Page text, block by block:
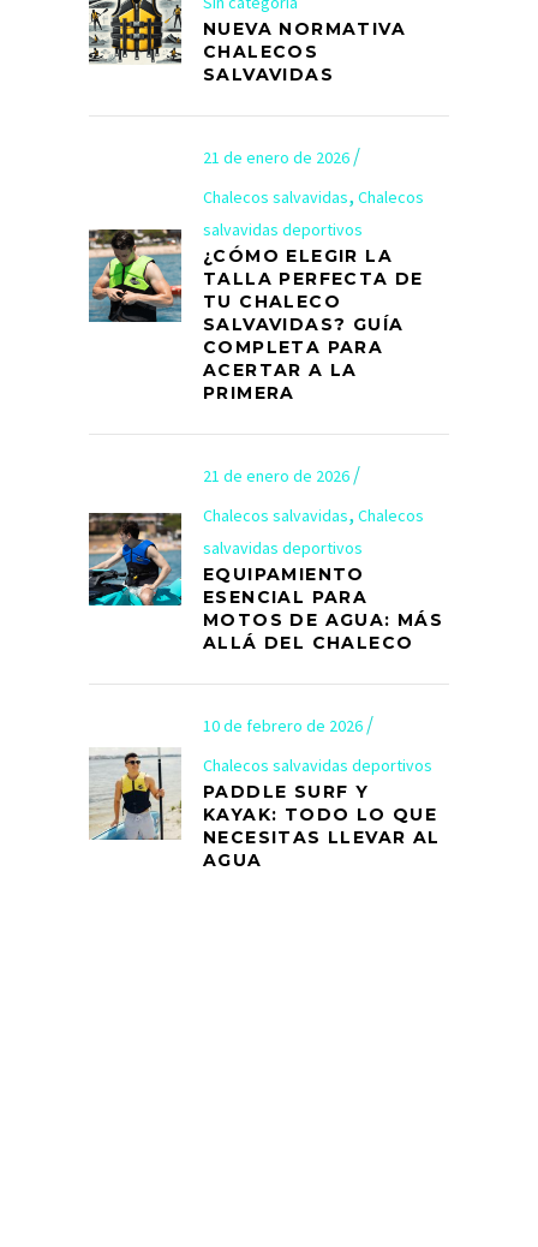
NUEVA NORMATIVA
CHALECOS
SALVAVIDAS
21 de enero de 2026
Chalecos salvavidas, Chalecos
salvavidas deportivos
¿CÓMO ELEGIR LA
TALLA PERFECTA DE
TU CHALECO
SALVAVIDAS? GUÍA
COMPLETA PARA
ACERTAR A LA
PRIMERA
21 de enero de 2026
Chalecos salvavidas, Chalecos
salvavidas deportivos
EQUIPAMIENTO
ESENCIAL PARA
MOTOS DE AGUA: MÁS
ALLÁ DEL CHALECO
10 de febrero de 2026
Chalecos salvavidas deportivos
PADDLE SURF Y
KAYAK: TODO LO QUE
NECESITAS LLEVAR AL
AGUA